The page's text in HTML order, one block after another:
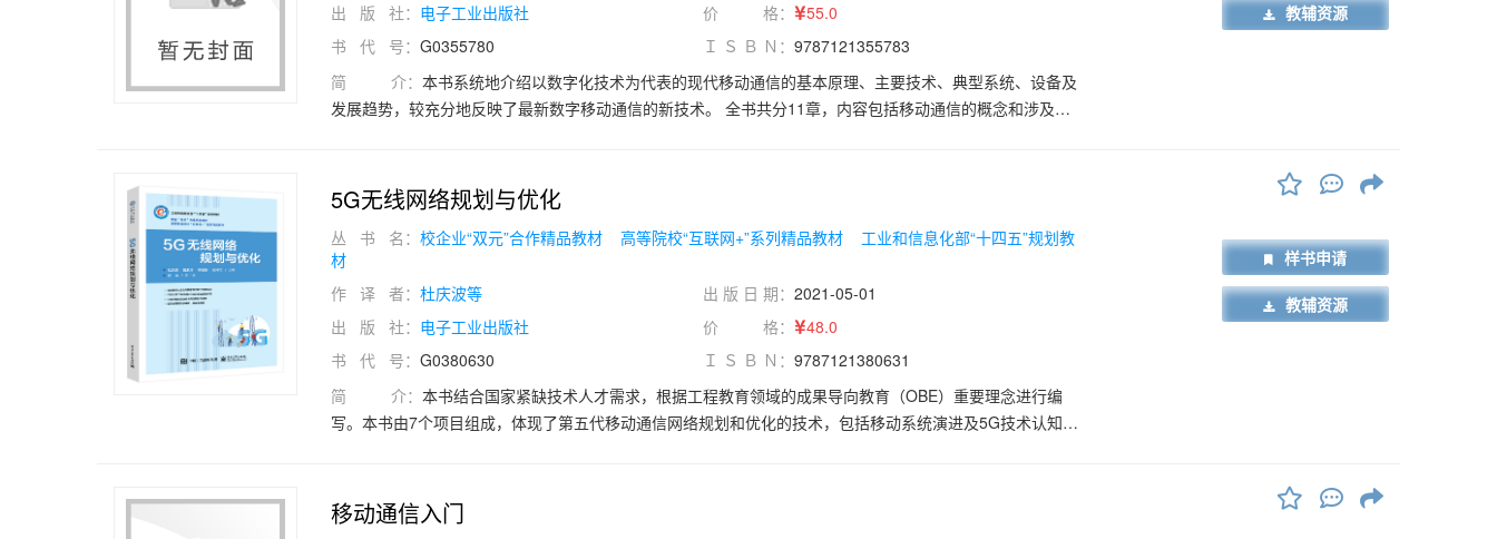
出 版 社： 电子工业出版社 价 格：
55.0
书 代 号： G0355780 Ｉ Ｓ Ｂ Ｎ： 9787121355783
简 介： 本书系统地介绍以数字化技术为代表的现代移动通信的基本原理、主要技术、典型系统、设备及
发展趋势，较充分地反映了最新数字移动通信的新技术。 全书共分11章，内容包括移动通信的概念和涉及的
2000和TDSCDMA）及结构和解决方案、移动数据终端单元（DTU）原理与应用。附录中包含移动通信技术
缩略语，每章均附有小结和习题。
教辅资源
5G无线网络规划与优化
丛 书 名： 校企业“双元”合作精品教材 高等院校“互联网+”系列精品教材
工业和信息化部“十四五”规划教
材
作 译 者： 杜庆波等 出 版 日 期： 2021-05-01
出 版 社： 电子工业出版社 价 格：
48.0
书 代 号： G0380630 Ｉ Ｓ Ｂ Ｎ： 9787121380631
简 介： 本书结合国家紧缺技术人才需求，根据工程教育领域的成果导向教育（OBE）重要理念进行编
写。本书由7个项目组成，体现了第五代移动通信网络规划和优化的技术，包括移动系统演进及5G技术认知、
样书申请
教辅资源
移动通信入门